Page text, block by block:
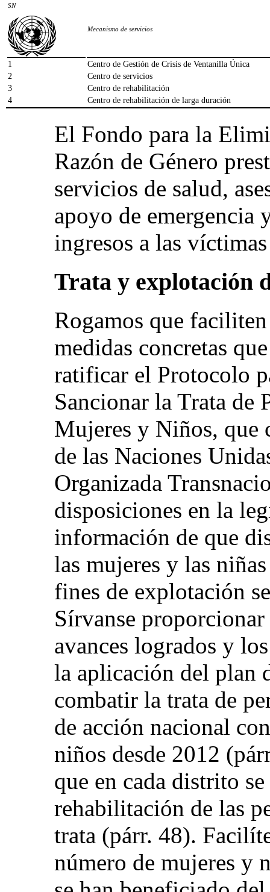
SN
Mecanismo de servicios
1
Centro de Gestión de Crisis de Ventanilla Única
2
Centro de servicios
3
Centro de rehabilitación
4
Centro de rehabilitación de larga duración
El Fondo para la
Razón de Género
servicios de salud,
apoyo de emergencia
ingresos a las
Trata y explotación
Rogamos que
medidas concretas
ratificar el Protocolo
Sancionar la Trata de
Mujeres y Niños, que
de las Naciones
Organizada
disposiciones en la
información de que
las mujeres y las
fines de explotación
Sírvanse
avances logrados y
la aplicación del plan
combatir la trata de
de acción nacional
niños desde 2012
que en cada distrito
rehabilitación de las
trata (párr. 48).
número de mujeres y